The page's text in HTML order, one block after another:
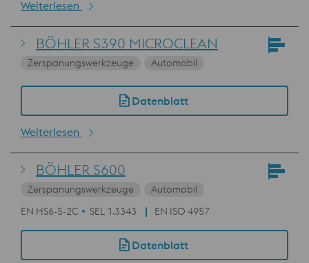
Weiterlesen
BÖHLER S390 MICROCLEAN
Zerspanungswerkzeuge Automobil
Datenblatt
Weiterlesen
BÖHLER S600
Zerspanungswerkzeuge
Automobil
EN HS6-5-2C
SEL 1.3343 EN ISO 4957
Datenblatt